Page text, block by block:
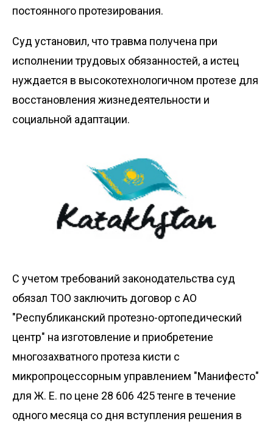
постоянного протезирования.
Суд установил, что травма получена при
исполнении трудовых обязанностей, а истец
нуждается в высокотехнологичном протезе для
восстановления жизнедеятельности и
социальной адаптации.
С учетом требований законодательства суд
обязал ТОО заключить договор с АО
"Республиканский протезно-ортопедический
центр" на изготовление и приобретение
многозахватного протеза кисти с
микропроцессорным управлением "Манифесто"
для Ж. Е. по цене 28 606 425 тенге в течение
одного месяца со дня вступления решения в